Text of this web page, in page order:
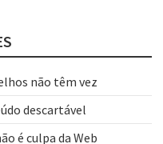
não têm vez
descartável
é culpa da Web